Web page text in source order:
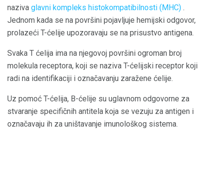
naziva glavni kompleks histokompatibilnosti (MHC) .
Jednom kada se na površini pojavljuje hemijski odgovor,
prolazeći T-ćelije upozoravaju se na prisustvo antigena.
Svaka T ćelija ima na njegovoj površini ogroman broj
molekula receptora, koji se naziva T-ćelijski receptor koji
radi na identifikaciji i označavanju zaražene ćelije.
Uz pomoć T-ćelija, B-ćelije su uglavnom odgovorne za
stvaranje specifičnih antitela koja se vezuju za antigen i
označavaju ih za uništavanje imunološkog sistema.